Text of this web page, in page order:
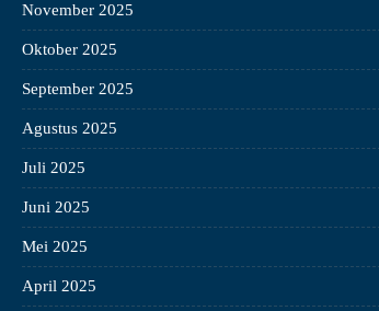
November 2025
Oktober 2025
September 2025
Agustus 2025
Juli 2025
Juni 2025
Mei 2025
April 2025